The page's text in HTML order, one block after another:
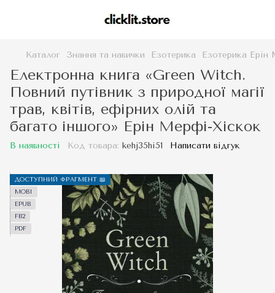
Каталог Знання та навички Езотерика Езотерика
Електронна книга «Green Witch.
Повний путівник з природної магії
трав, квітів, ефірних олій та
багато іншого» Ерін Мерфі-Хіскок
В наявності Код товара: kehj35hi51 Написати відгук
ДОСТУПНИЙ ФРАГМЕНТ 📖
MOBI
EPUB
FB2
PDF